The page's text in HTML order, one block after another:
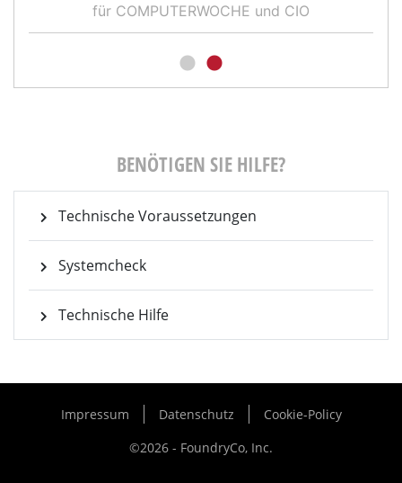
für COMPUTERWOCHE und CIO
BENÖTIGEN SIE HILFE?
Technische Voraussetzungen
Systemcheck
Technische Hilfe
Impressum Datenschutz
Cookie-Policy
©2026 - FoundryCo, Inc.